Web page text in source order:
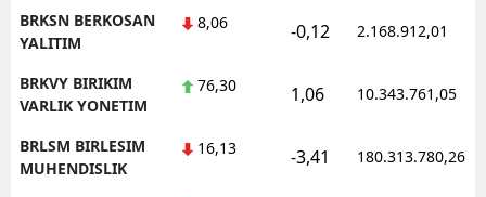
BRKSN BERKOSAN
YALITIM
8,06 -0,12 2.168.912,01
BRKVY BIRIKIM
VARLIK YONETIM
76,30 1,06 10.343.761,05
BRLSM BIRLESIM
MUHENDISLIK
16,13 -3,41 180.313.780,26